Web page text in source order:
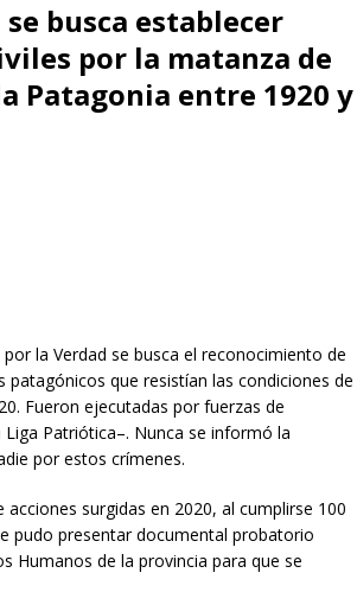
busca establecer
por la matanza de
Patagonia entre 1920 y
la Verdad se busca el reconocimiento de
que resistían las condiciones de
Fueron ejecutadas por fuerzas de
Patriótica–. Nunca se informó la
por estos crímenes.
surgidas en 2020, al cumplirse 100
pudo presentar documental probatorio
Humanos de la provincia para que se